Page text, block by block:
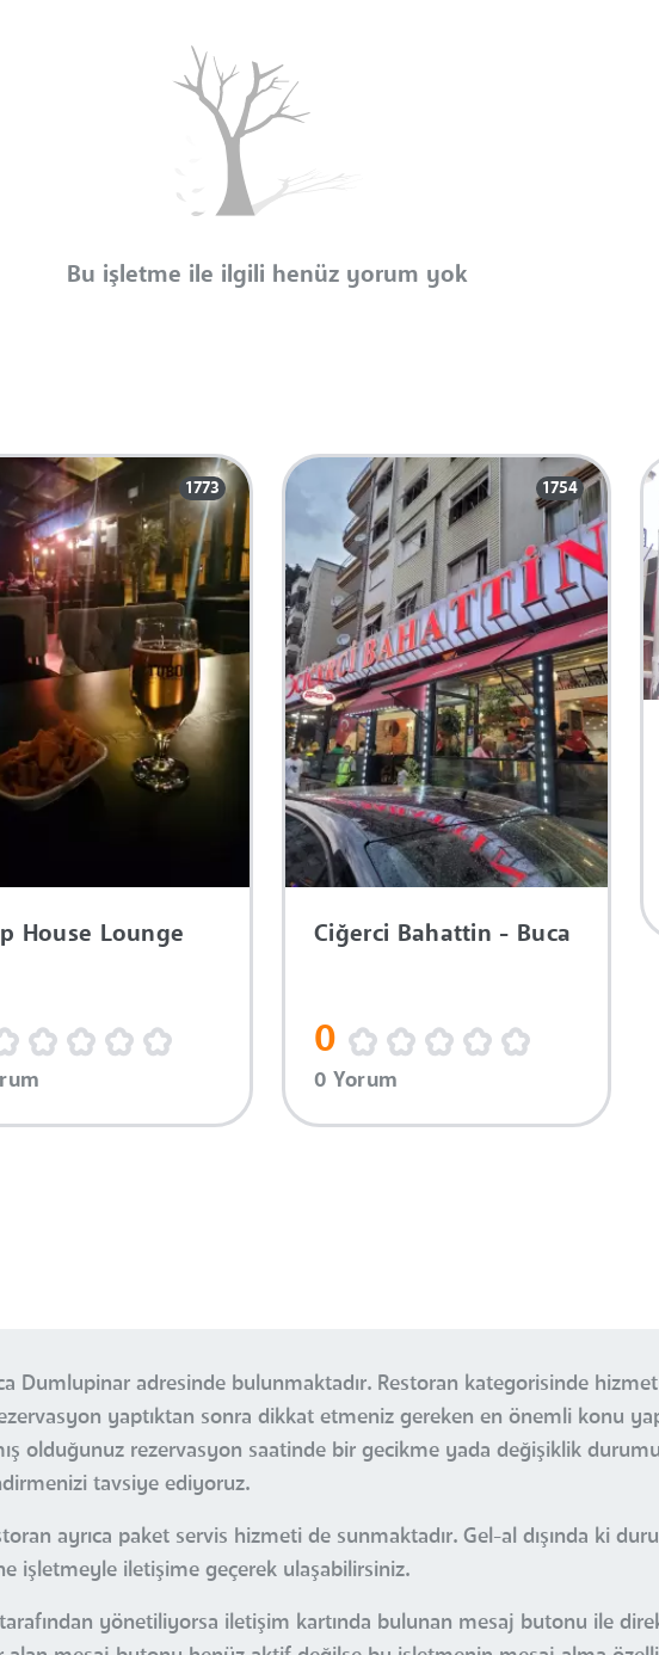
Bu işletme ile ilgili henüz yorum yok
1773
House Lounge
1754
Ciğerci Bahattin - Buca
0
0 Yorum
Dumlupinar adresinde bulunmaktadır. Restoran kategorisinde
yaptıktan sonra dikkat etmeniz gereken en önemli konu
olduğunuz rezervasyon saatinde bir gecikme yada değişiklik
tavsiye ediyoruz.
ayrıca paket servis hizmeti de sunmaktadır. Gel-al dışında ki
işletmeyle iletişime geçerek ulaşabilirsiniz.
yönetiliyorsa iletişim kartında bulunan mesaj butonu ile